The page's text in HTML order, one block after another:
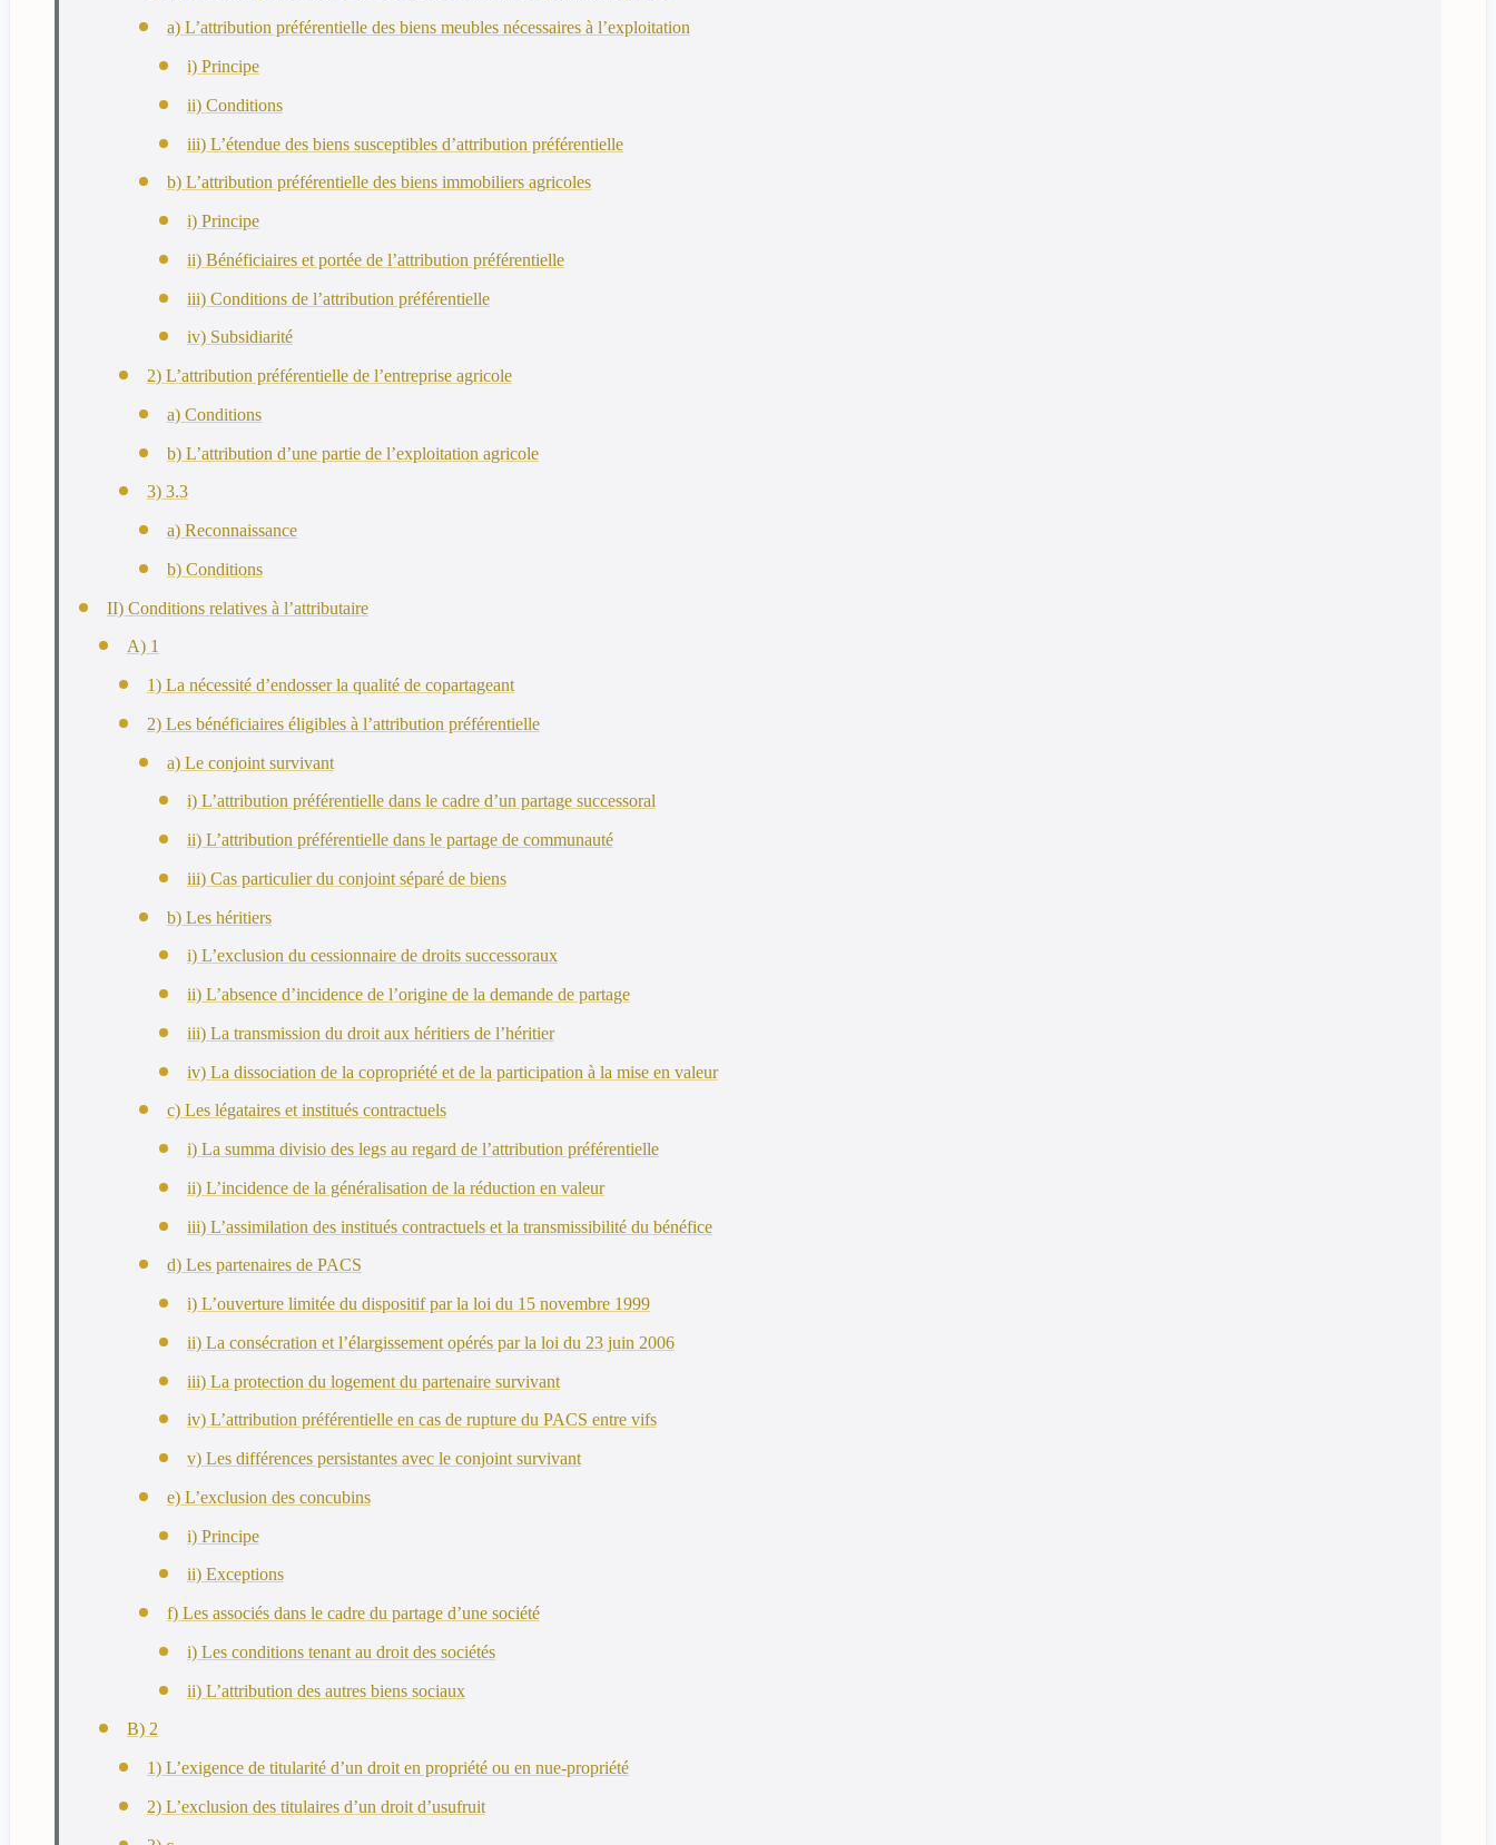
a) L’attribution préférentielle des biens meubles nécessaires à l’exploitation
i) Principe
ii) Conditions
iii) L’étendue des biens susceptibles d’attribution préférentielle
b) L’attribution préférentielle des biens immobiliers agricoles
i) Principe
ii) Bénéficiaires et portée de l’attribution préférentielle
iii) Conditions de l’attribution préférentielle
iv) Subsidiarité
2) L’attribution préférentielle de l’entreprise agricole
a) Conditions
b) L’attribution d’une partie de l’exploitation agricole
3) 3.3
a) Reconnaissance
b) Conditions
II) Conditions relatives à l’attributaire
A) 1
1) La nécessité d’endosser la qualité de copartageant
2) Les bénéficiaires éligibles à l’attribution préférentielle
a) Le conjoint survivant
i) L’attribution préférentielle dans le cadre d’un partage successoral
ii) L’attribution préférentielle dans le partage de communauté
iii) Cas particulier du conjoint séparé de biens
b) Les héritiers
i) L’exclusion du cessionnaire de droits successoraux
ii) L’absence d’incidence de l’origine de la demande de partage
iii) La transmission du droit aux héritiers de l’héritier
iv) La dissociation de la copropriété et de la participation à la mise en valeur
c) Les légataires et institués contractuels
i) La summa divisio des legs au regard de l’attribution préférentielle
ii) L’incidence de la généralisation de la réduction en valeur
iii) L’assimilation des institués contractuels et la transmissibilité du bénéfice
d) Les partenaires de PACS
i) L’ouverture limitée du dispositif par la loi du 15 novembre 1999
ii) La consécration et l’élargissement opérés par la loi du 23 juin 2006
iii) La protection du logement du partenaire survivant
iv) L’attribution préférentielle en cas de rupture du PACS entre vifs
v) Les différences persistantes avec le conjoint survivant
e) L’exclusion des concubins
i) Principe
ii) Exceptions
f) Les associés dans le cadre du partage d’une société
i) Les conditions tenant au droit des sociétés
ii) L’attribution des autres biens sociaux
B) 2
1) L’exigence de titularité d’un droit en propriété ou en nue-propriété
2) L’exclusion des titulaires d’un droit d’usufruit